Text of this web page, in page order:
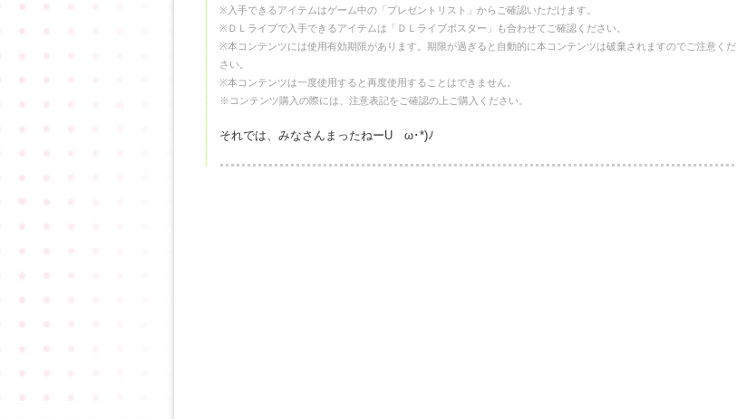
※入手できるアイテムはゲーム中の「プレゼントリスト」からご確認いただけます。
※ＤＬライブで入手できるアイテムは「ＤＬライブポスター」も合わせてご確認ください。
※本コンテンツには使用有効期限があります。期限が過ぎると自動的に本コンテンツは破棄されますのでご注意くだ
さい。
※本コンテンツは一度使用すると再度使用することはできません。
※コンテンツ購入の際には、注意表記をご確認の上ご購入ください。
それでは、みなさんまったねーUゝω･*)ﾉ